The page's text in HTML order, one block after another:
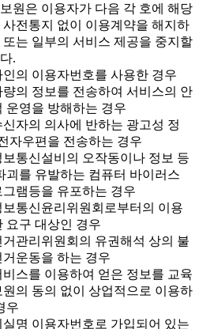
원은 이용자가 다음 각 호에 해당
사전통지 없이 이용계약을 해지하
또는 일부의 서비스 제공을 중지할
.
인의 이용자번호를 사용한 경우
량의 정보를 전송하여 서비스의 안
운영을 방해하는 경우
신자의 의사에 반하는 광고성 정
자우편을 전송하는 경우
보통신설비의 오작동이나 정보 등
괴를 유발하는 컴퓨터 바이러스
그램등을 유포하는 경우
보통신윤리위원회로부터의 이용
요구 대상인 경우
거관리위원회의 유권해석 상의 불
거운동을 하는 경우
비스를 이용하여 얻은 정보를 교육
원의 동의 없이 상업적으로 이용하
우
실명 이용자번호로 가입되어 있는